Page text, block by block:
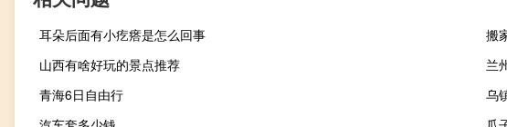
耳朵后面有小疙瘩是怎么回事
搬
山西有啥好玩的景点推荐
兰
青海6日自由行
乌